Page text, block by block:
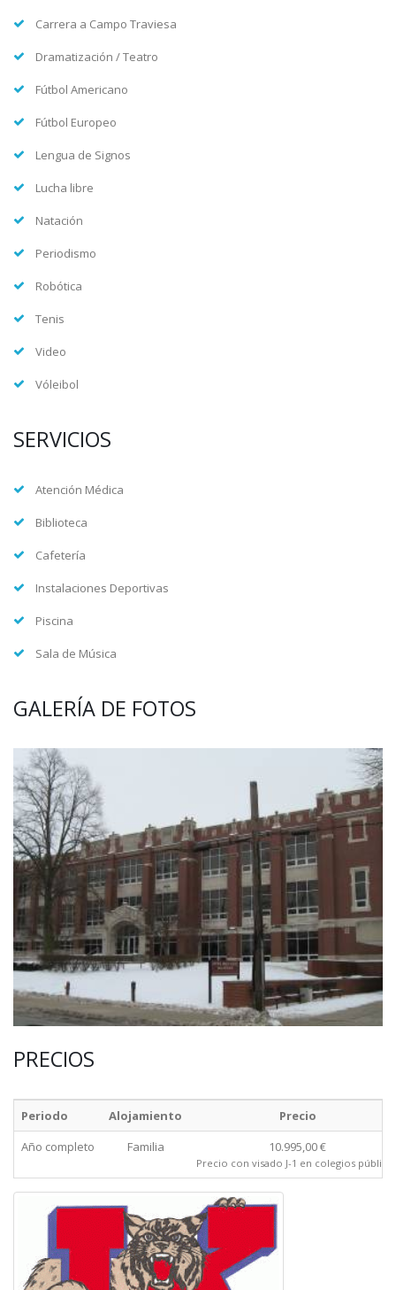
Carrera a Campo Traviesa
Dramatización / Teatro
Fútbol Americano
Fútbol Europeo
Lengua de Signos
Lucha libre
Natación
Periodismo
Robótica
Tenis
Video
Vóleibol
SERVICIOS
Atención Médica
Biblioteca
Cafetería
Instalaciones Deportivas
Piscina
Sala de Música
GALERÍA DE FOTOS
PRECIOS
Periodo Alojamiento
Precio
Año completo
Familia 10.995,00 €
Precio con visado J-1 en colegios